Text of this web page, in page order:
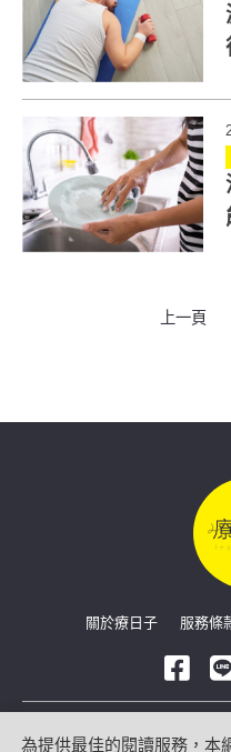
上一頁
關於療日子 服務條
Copyright ©
為提供最佳的閱讀服務，本